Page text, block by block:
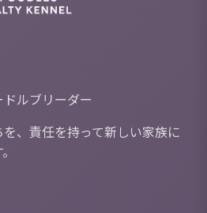
ルブリーダー
、責任を持って新しい家族に